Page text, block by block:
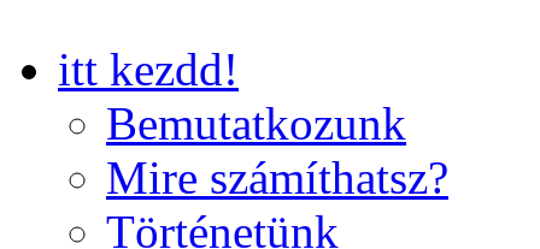
itt kezdd!
Bemutatkozunk
Mire számíthatsz?
Történetünk